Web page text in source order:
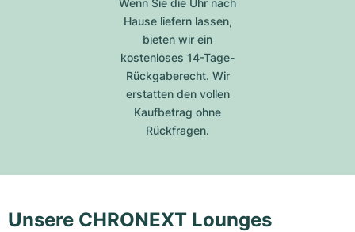
Wenn Sie die Uhr nach
Hause liefern lassen,
bieten wir ein
kostenloses 14-Tage-
Rückgaberecht. Wir
erstatten den vollen
Kaufbetrag ohne
Rückfragen.
Unsere CHRONEXT Lounges